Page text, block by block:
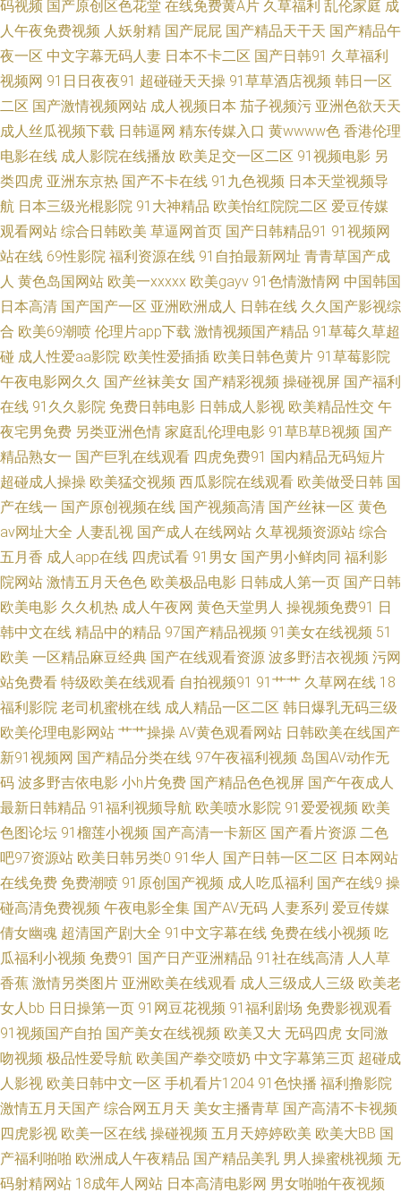
利 久草福利视频导航 欧美a在线视频 青青草精品资源站 手机看片日韩无码
91传媒在线视频 91网页入口免费 超碰九色111 国产区熟女 后入妹妹 久久肏
你 蜜桃传媒91 欧美另类日韩 日日干精品免费 伊人大香蕉黄色 91叉插叉 91
碰视频 97午夜福利影院 成人看片网站 囯产精品久久 韩国自拍三及片 久久伊
人国产九九 日韩AV撸 天天干这里有精品 伊人成人网电影 91av狼友 91小视
网 四虎影院欧美系列 91av天堂影院 91天堂网com AV老司机 东京热AV网站
海角国产一级视频 久热久热 人妖另类区 色图色B 亚洲综合日韩在线 91露脸
双飞 www青青艹 大香蕉久久成网 国产乱轮视频 久久人人天天超碰 青草综合
在线 午夜私人福利 影音先锋操日 91一道本 俺来也色精工厂 成人在线免费在
线 国产精品日韩欧美 老司机肏屄 欧洲日一区精品 三级片入口 午夜成人AV社
区 在线97视频观看 97超碰碰碰碰碰 超碰97人人爱 福利址老司机选集 后入
黑丝 午夜璐璐 91后入视频 av片网站 成人视屏在线 国产又大又色 内射精品
日屄图片 五月丁香婷婷成人 中文字幕日韩色 91伊人五月天 超碰在线免费9
国产黄色自拍网址 精东成人网 另类综合专区 日韩二级黄色 亚洲第四页 91色
图 超碰凹凸 国产第18页 九九黄色视频 麻豆午夜福利影院 青娱乐超清精品
熟女精品一区二区 午夜资源福利 91精品国自产 www超碰在线 国产精品人人
操 激情五月天综合网 蜜桃视频91 日本3级片网站 深夜福利姬 亚洲色图探花
91传媒免费 av永久在线免费 国产91色 精品少妇蜜91 欧美三极 三级片在线
一区 四虎影院黄色 AV新网址 蜜芽久久9com 九九国产热 深夜福利网站 91n
香蕉社 www91小视频 国产在8p 玖玖在线精品 日韩肏屄肏屄 91次园 超碰线
看视观看 极品色五月天 欧美性交a 丝袜福利导航 亚洲丝袜足交 91无码色图
超碰福利影院 黄色小网站 日本爱爱片 午夜直播网址大全 91户外露出 WWW
嫩逼91 国产精品黑丝传媒 久久青草看片网站 日韩巨乳A片 伊人婷婷影院 97
资源神器总站 香蕉在线观看 www97操 国产日韩欧美足交 久久伊人亚洲 日
码视频 国产原创区色花堂 在线免费黄A片 久草福利 乱伦家庭 成
人午夜免费视频 人妖射精 国产屁屁 国产精品天干天 国产精品午
夜一区 中文字幕无码人妻 日本不卡二区 国产日韩91 久草福利
视频网 91日日夜夜91 超碰碰天天操 91草草酒店视频 韩日一区
二区 国产激情视频网站 成人视频日本 茄子视频污 亚洲色欲天天
成人丝瓜视频下载 日韩逼网 精东传媒入口 黄wwww色 香港伦理
电影在线 成人影院在线播放 欧美足交一区二区 91视频电影 另
类四虎 亚洲东京热 国产不卡在线 91九色视频 日本天堂视频导
航 日本三级光棍影院 91大神精品 欧美怡红院院二区 爱豆传媒
观看网站 综合日韩欧美 草逼网首页 国产日韩精品91 91视频网
站在线 69性影院 福利资源在线 91自拍最新网址 青青草国产成
人 黄色岛国网站 欧美一xxxxx 欧美gayv 91色情激情网 中国韩国
日本高清 国产国产一区 亚洲欧洲成人 日韩在线 久久国产影视综
合 欧美69潮喷 伦理片app下载 激情视频国产精品 91草莓久草超
碰 成人性爱aa影院 欧美性爱插插 欧美日韩色黄片 91草莓影院
午夜电影网久久 国产丝袜美女 国产精彩视频 操碰视屏 国产福利
在线 91久久影院 免费日韩电影 日韩成人影视 欧美精品性交 午
夜宅男免费 另类亚洲色情 家庭乱伦理电影 91草B草B视频 国产
精品熟女一 国产巨乳在线观看 四虎免费91 国内精品无码短片
超碰成人操操 欧美猛交视频 西瓜影院在线观看 欧美做受日韩 国
产在线一 国产原创视频在线 国产视频高清 国产丝袜一区 黄色
av网址大全 人妻乱视 国产成人在线网站 久草视频资源站 综合
五月香 成人app在线 四虎试看 91男女 国产男小鲜肉同 福利影
院网站 激情五月天色色 欧美极品电影 日韩成人第一页 国产日韩
欧美电影 久久机热 成人午夜网 黄色天堂男人 操视频免费91 日
韩中文在线 精品中的精品 97国产精品视频 91美女在线视频 51
欧美 一区精品麻豆经典 国产在线观看资源 波多野洁衣视频 污网
站免费看 特级欧美在线观看 自拍视频91 91艹艹 久草网在线 18
福利影院 老司机蜜桃在线 成人精品一区二区 韩日爆乳无码三级
欧美伦理电影网站 艹艹操操 AV黄色观看网站 日韩欧美在线国产
新91视频网 国产精品分类在线 97午夜福利视频 岛国AV动作无
码 波多野吉依电影 小h片免费 国产精品色色视屏 国产午夜成人
最新日韩精品 91福利视频导航 欧美喷水影院 91爱爱视频 欧美
色图论坛 91榴莲小视频 国产高清一卡新区 国产看片资源 二色
吧97资源站 欧美日韩另类0 91华人 国产日韩一区二区 日本网站
在线免费 免费潮喷 91原创国产视频 成人吃瓜福利 国产在线9 操
碰高清免费视频 午夜电影全集 国产AV无码 人妻系列 爱豆传媒
倩女幽魂 超清国产剧大全 91中文字幕在线 免费在线小视频 吃
瓜福利小视频 免费91 国产日产亚洲精品 91社在线高清 人人草
香蕉 激情另类图片 亚洲欧美在线观看 成人三级成人三级 欧美老
女人bb 日日操第一页 91网豆花视频 91福利剧场 免费影视观看
91视频国产自拍 国产美女在线视频 欧美又大 无码四虎 女同激
吻视频 极品性爱导航 欧美国产拳交喷奶 中文字幕第三页 超碰成
人影视 欧美日韩中文一区 手机看片1204 91色快播 福利撸影院
激情五月天国产 综合网五月天 美女主播青草 国产高清不卡视频
四虎影视 欧美一区在线 操碰视频 五月天婷婷欧美 欧美大BB 国
产福利啪啪 欧洲成人午夜精品 国产精品美乳 男人操蜜桃视频 无
码射精网站 18成年人网站 日本高清电影网 男女啪啪午夜视频